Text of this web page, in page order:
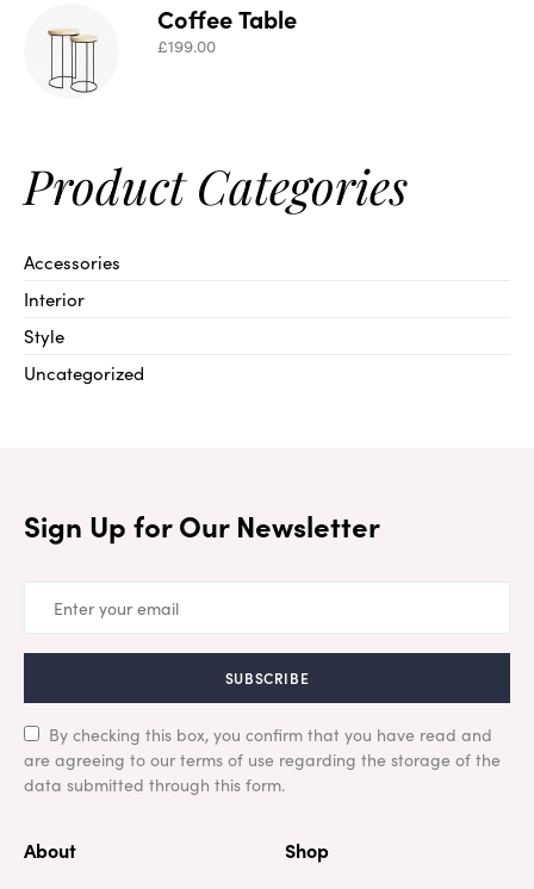
Coffee Table
£199.00
Product Categories
Accessories
Interior
Style
Uncategorized
Sign Up for Our Newsletter
SUBSCRIBE
By checking this box, you confirm that you have read and
are agreeing to our terms of use regarding the storage of the
data submitted through this form.
About Shop